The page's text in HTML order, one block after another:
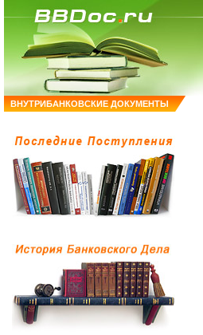
ВНУТРИБАНКОВСКИЕ ДОКУМЕНТЫ